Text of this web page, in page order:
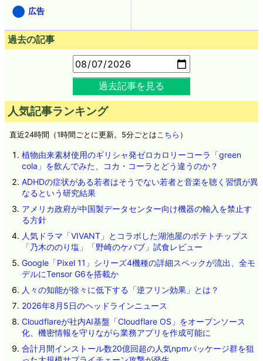
広告
過去の記事
過去記事を見る
人気記事ランキング
直近24時間（1時間ごとに更新。5分ごとは こちら ）
植物由来素材使用のギリシャ発ゼロカロリーコーラ「green
cola」を飲んでみた、コカ・コーラとどう違うのか？
ADHDの症状がある若者はそうでない若者と音楽を聴く習慣が異
なるという研究結果
アメリカ政府が中国製データセンター向け機器の輸入を禁止す
る方針
人気ドラマ「VIVANT」とコラボした湖池屋のポテトチップス
「乃木ののり塩」「野崎のケバブ」試食レビュー
Google「Pixel 11」シリーズ4機種の詳細スペックが流出、全モ
デルにTensor G6を搭載か
人々の知能が徐々に低下する「逆フリン効果」とは？
2026年8月5日のヘッドラインニュース
Cloudflareが社内AI基盤「Cloudflare OS」をオープンソース
化、機密情報を守りながら業務アプリを作成可能に
合計月間インストール数20億回超の人気npmパッケージ群を狙